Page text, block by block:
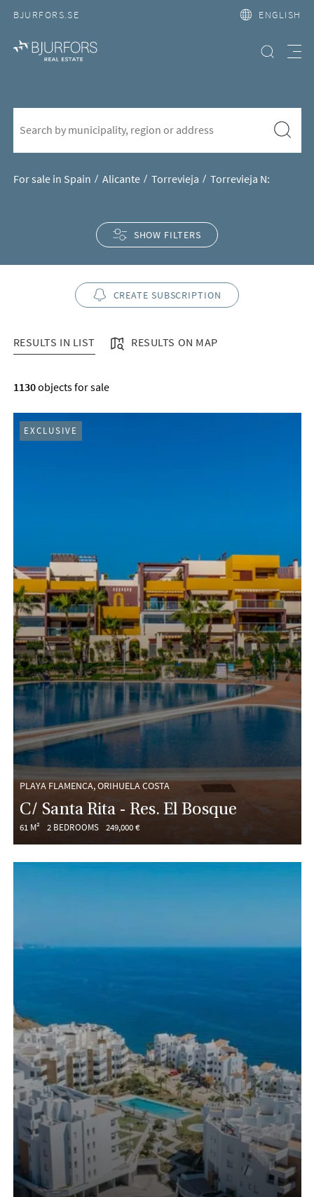
BJURFORS.SE ENGLISH
Search property
Property for sale in Torrevieja
For sale in Spain Alicante Torrevieja Torrevieja N:
SHOW FILTERS
CREATE SUBSCRIPTION
RESULTS IN LIST RESULTS ON MAP
1130objects for sale
PLAYA FLAMENCA, ORIHUELA COSTA
C/ Santa Rita - Res. El Bosque
61 M² 2 BEDROOMS 249,000 €
EXCLUSIVE